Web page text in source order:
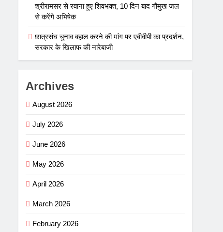
श्रीरामसर से रवाना हुए शिवभक्त, 10 दिन बाद गौमुख जल
से करेंगे अभिषेक
छात्रसंघ चुनाव बहाल करने की मांग पर एबीवीपी का प्रदर्शन,
सरकार के खिलाफ की नारेबाजी
Archives
August 2026
July 2026
June 2026
May 2026
April 2026
March 2026
February 2026